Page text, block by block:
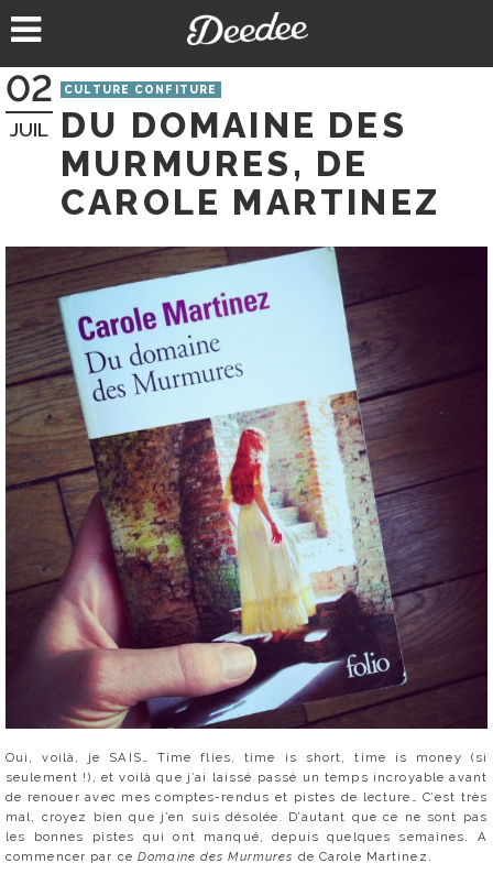
au
02
JUIL
CULTURE CONFITURE
DU DOMAINE DES
MURMURES, DE
CAROLE MARTINEZ
Oui, voilà, je SAIS… Time flies, time is short, time is money (si
seulement !), et voilà que j’ai laissé passé un temps incroyable avant
de renouer avec mes comptes-rendus et pistes de lecture… C’est très
mal, croyez bien que j’en suis désolée. D’autant que ce ne sont pas
les bonnes pistes qui ont manqué, depuis quelques semaines. A
commencer par ce Domaine des Murmures de Carole Martinez.